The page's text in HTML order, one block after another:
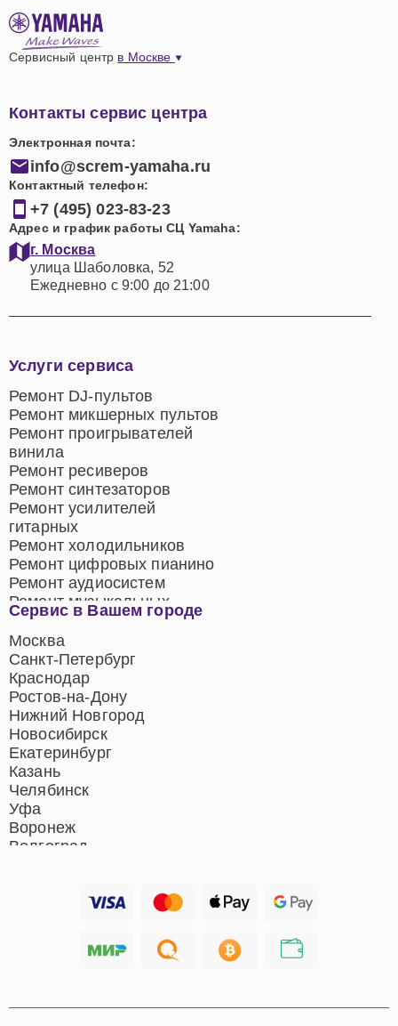
Сервисный центр в Москве
Контакты сервис центра
Электронная почта:
info@screm-yamaha.ru
Контактный телефон:
+7 (495) 023-83-23
Адрес и график работы СЦ Yamaha:
г. Москва
улица Шаболовка, 52
Ежедневно с 9:00 до 21:00
Сервис в Вашем городе
Москва
Санкт-Петербург
Краснодар
Ростов-на-Дону
Нижний Новгород
Новосибирск
Екатеринбург
Казань
Челябинск
Уфа
Воронеж
Волгоград
Хабаровск
Услуги сервиса
Ремонт DJ-пультов
Ремонт микшерных пультов
Ремонт проигрывателей
винила
Ремонт ресиверов
Ремонт синтезаторов
Ремонт усилителей
гитарных
Ремонт холодильников
Ремонт цифровых пианино
Ремонт аудиосистем
Ремонт музыкальных
центров
Ремонт домашних
кинотеатров
Ремонт микрофонов
Ремонт акустических
систем